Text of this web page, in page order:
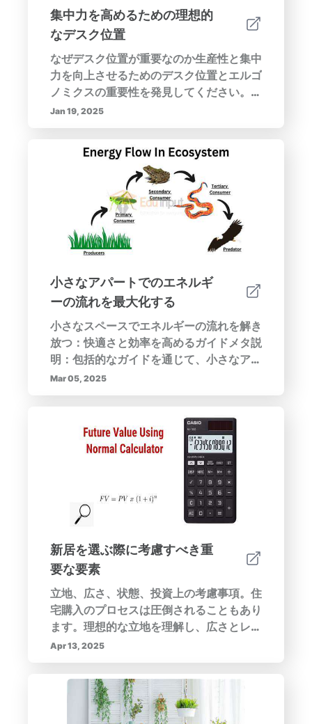
族の変化するニーズに応じてリビングルー
ムが進化するようにします。スタイルを反
映し、あらゆる活動の快適さと生産性を促
進する空間を構築しましょう。
集中力を高めるための理想的
なデスク位置
なぜデスク位置が重要なのか生産性と集中
力を向上させるためのデスク位置とエルゴ
ノミクスの重要性を発見してください。適
切に整列された作業スペースは、不快感を
軽減し、姿勢を改善し、気を散らすものを
とができます。デスクの高さ、モニターの
配置、作業スペースの整理などの要素が、
身体的な快適さだけでなく、精神的な明確
さにも影響を与えることを学びましょう。
この記事では、整理された作業スペースの
心理的影響、人間工学的アクセサリーの利
点、成功に向けた環境作りのためのヒント
を探ります。長期的な健康と最大の生産性
のために、今日あなたの作業空間を変革し
ましょう！
Jan 19, 2025
小さなアパートでのエネルギ
ーの流れを最大化する
小さなスペースでエネルギーの流れを解き
放つ：快適さと効率を高めるガイドメタ説
明：包括的なガイドを通じて、小さなアパ
ートでエネルギーの流れを最適化する方法
を発見してください。整理整頓やレイアウ
活用まで、雰囲気を高め、ウェルビーイン
グを促進し、調和のとれた生活環境を作る
ための戦略を学びます。---このガイドで
は、小さなアパートにおけるエネルギーの
流れの重要な側面を探り、快適さと効率を
最大化する方法に焦点を当てます。エネル
ギーの動態を理解する重要性、色や照明の
役割、効果的な家具配置について学びま
す。また、自然の要素、技術、パーソナラ
イズが温かく招かれる空間を作る上での重
要性も強調します。整理整頓とレイアウト
の最適化が光と動きを高める方法や、落ち
着いたカラーパレットと意図的な装飾の選
択が前向きな雰囲気を促進する方法を発見
してください。これらの戦略を実施するこ
とで、調和のとれた活気あふれる環境での
生活体験を向上させましょう。
Mar 05, 2025
新居を選ぶ際に考慮すべき重
要な要素
立地、広さ、状態、投資上の考慮事項。住
宅購入のプロセスは圧倒されることもあり
ます。理想的な立地を理解し、広さとレイ
アウトを評価し、物件の状態と将来の投資
可能性を評価する際には、慎重な判断が必
要です。
Apr 13, 2025